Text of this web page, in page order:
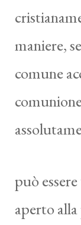
maniere,
comune
può
aperto